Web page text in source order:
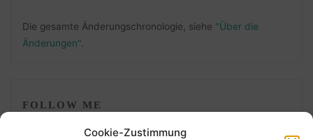
Cookie-Zustimmung
Die gesamte Änderungschronologie, siehe "Über die
Änderungen".
FOLLOW ME